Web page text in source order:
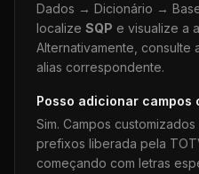
Dados → Dicionário →
localize SQP e visualize a
Alternativamente, consulte
alias correspondente.
Posso adicionar campos
Sim. Campos
prefixos liberada pela
começando com letras